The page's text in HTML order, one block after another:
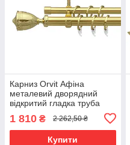
Карниз Orvit Афіна
металевий дворядний
відкритий гладка труба
кільце фасонне металеве
Золото 25\19 мм 240 см
(7035533)
1 810 ₴ 2 262,50 ₴
Купити